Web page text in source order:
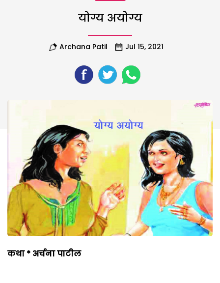
योग्य अयोग्य
Archana Patil Jul 15, 2021
कथा* अर्चना पाटील